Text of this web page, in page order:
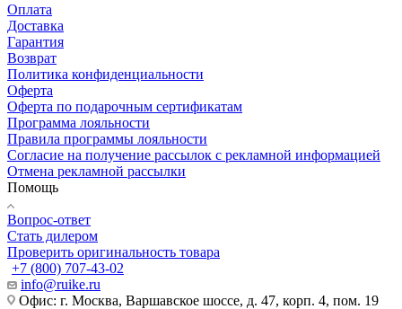
Оплата
Доставка
Гарантия
Возврат
Политика конфиденциальности
Оферта
Оферта по подарочным сертификатам
Программа лояльности
Правила программы лояльности
Согласие на получение рассылок с рекламной информацией
Отмена рекламной рассылки
Помощь
Вопрос-ответ
Стать дилером
Проверить оригинальность товара
+7 (800) 707-43-02
info@ruike.ru
Офис: г. Москва, Варшавское шоссе, д. 47, корп. 4, пом. 19